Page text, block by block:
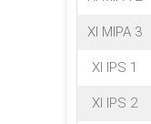
XI MIPA 3
XI IPS 1
XI IPS 2